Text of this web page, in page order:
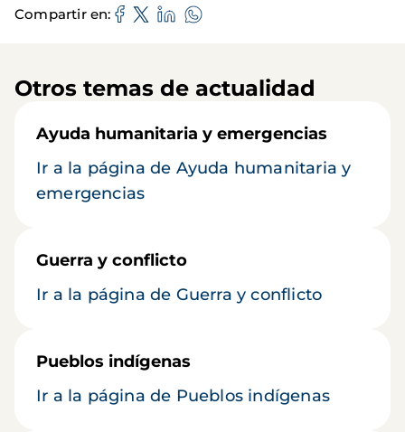
Compartir en
Otros temas de actualidad
Ayuda humanitaria y emergencias
Ir a la página de Ayuda humanitaria y
emergencias
Guerra y conflicto
Ir a la página de Guerra y conflicto
Pueblos indígenas
Ir a la página de Pueblos indígenas